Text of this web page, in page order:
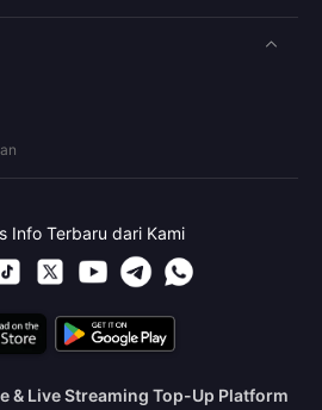
Info Terbaru dari Kami
& Live Streaming Top-Up Platform